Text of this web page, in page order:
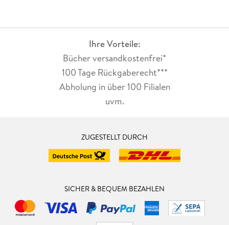
Ihre Vorteile:
Bücher versandkostenfrei*
100 Tage Rückgaberecht***
Abholung in über 100 Filialen
uvm.
ZUGESTELLT DURCH
SICHER & BEQUEM BEZAHLEN